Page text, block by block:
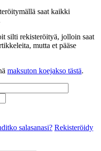
saat kaikki
silti rekisteröityä, jolloin saat
mutta et pääse
maksuton koejakso tästä.
salasanasi? Rekisteröidy